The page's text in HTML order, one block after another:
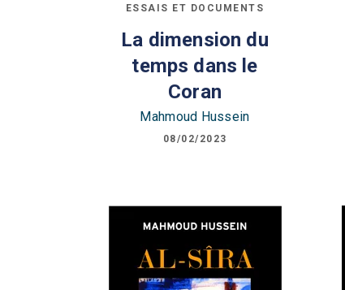
ESSAIS ET DOCUMENTS
La dimension du
temps dans le
Coran
Mahmoud Hussein
08/02/2023